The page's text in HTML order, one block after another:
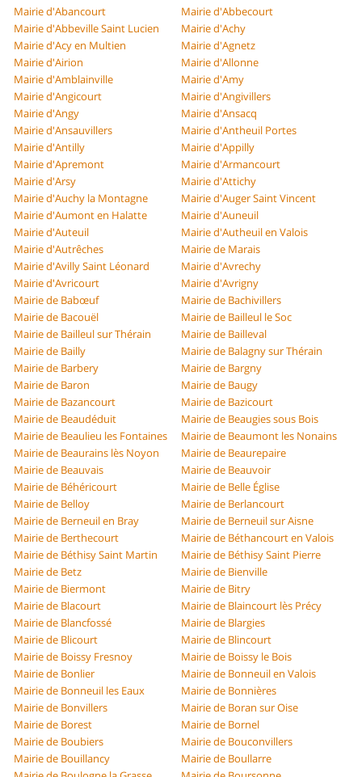
Mairie d'Abancourt
Mairie d'Abbecourt
Mairie d'Abbeville Saint Lucien
Mairie d'Achy
Mairie d'Acy en Multien
Mairie d'Agnetz
Mairie d'Airion
Mairie d'Allonne
Mairie d'Amblainville
Mairie d'Amy
Mairie d'Angicourt
Mairie d'Angivillers
Mairie d'Angy
Mairie d'Ansacq
Mairie d'Ansauvillers
Mairie d'Antheuil Portes
Mairie d'Antilly
Mairie d'Appilly
Mairie d'Apremont
Mairie d'Armancourt
Mairie d'Arsy
Mairie d'Attichy
Mairie d'Auchy la Montagne
Mairie d'Auger Saint Vincent
Mairie d'Aumont en Halatte
Mairie d'Auneuil
Mairie d'Auteuil
Mairie d'Autheuil en Valois
Mairie d'Autrêches
Mairie de Marais
Mairie d'Avilly Saint Léonard
Mairie d'Avrechy
Mairie d'Avricourt
Mairie d'Avrigny
Mairie de Babœuf
Mairie de Bachivillers
Mairie de Bacouël
Mairie de Bailleul le Soc
Mairie de Bailleul sur Thérain
Mairie de Bailleval
Mairie de Bailly
Mairie de Balagny sur Thérain
Mairie de Barbery
Mairie de Bargny
Mairie de Baron
Mairie de Baugy
Mairie de Bazancourt
Mairie de Bazicourt
Mairie de Beaudéduit
Mairie de Beaugies sous Bois
Mairie de Beaulieu les Fontaines
Mairie de Beaumont les Nonains
Mairie de Beaurains lès Noyon
Mairie de Beaurepaire
Mairie de Beauvais
Mairie de Beauvoir
Mairie de Béhéricourt
Mairie de Belle Église
Mairie de Belloy
Mairie de Berlancourt
Mairie de Berneuil en Bray
Mairie de Berneuil sur Aisne
Mairie de Berthecourt
Mairie de Béthancourt en Valois
Mairie de Béthisy Saint Martin
Mairie de Béthisy Saint Pierre
Mairie de Betz
Mairie de Bienville
Mairie de Biermont
Mairie de Bitry
Mairie de Blacourt
Mairie de Blaincourt lès Précy
Mairie de Blancfossé
Mairie de Blargies
Mairie de Blicourt
Mairie de Blincourt
Mairie de Boissy Fresnoy
Mairie de Boissy le Bois
Mairie de Bonlier
Mairie de Bonneuil en Valois
Mairie de Bonneuil les Eaux
Mairie de Bonnières
Mairie de Bonvillers
Mairie de Boran sur Oise
Mairie de Borest
Mairie de Bornel
Mairie de Boubiers
Mairie de Bouconvillers
Mairie de Bouillancy
Mairie de Boullarre